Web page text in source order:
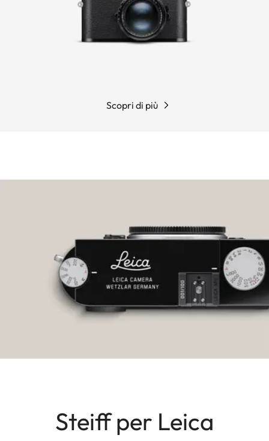
Scopri di più
Steiff per Leica